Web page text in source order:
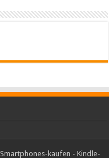
Smartphones-kaufen - Kindle-